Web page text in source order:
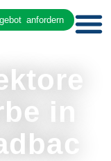
anfordern
in